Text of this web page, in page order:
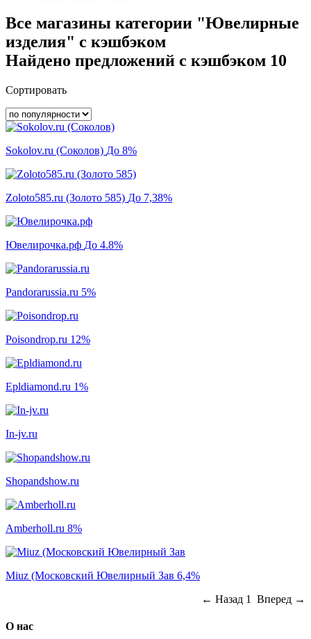
Все магазины категории "Ювелирные
изделия" с кэшбэком
Найдено предложений с кэшбэком 10
Сортировать
Sokolov.ru (Соколов) До 8%
Zoloto585.ru (Золото 585) До 7,38%
Ювелирочка.рф До 4.8%
Pandorarussia.ru 5%
Poisondrop.ru 12%
Epldiamond.ru 1%
In-jv.ru
Shopandshow.ru
Amberholl.ru 8%
Miuz (Московский Ювелирный Зав 6,4%
← Назад 1 Вперед →
О нас